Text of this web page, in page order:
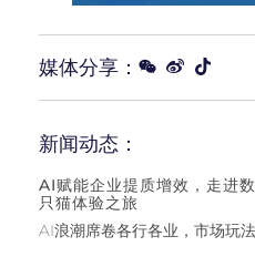
媒体分享：
新闻动态：
AI赋能企业提质增效，走进
只猫体验之旅
AI浪潮席卷各行各业，市场玩